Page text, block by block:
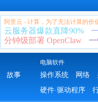
阿里云 - 计算，为了无法计算的价
云服务器爆款直降90%
分钟级部署 OpenClaw
电脑软件
故事
操作系统 网络
硬件·驱动程序